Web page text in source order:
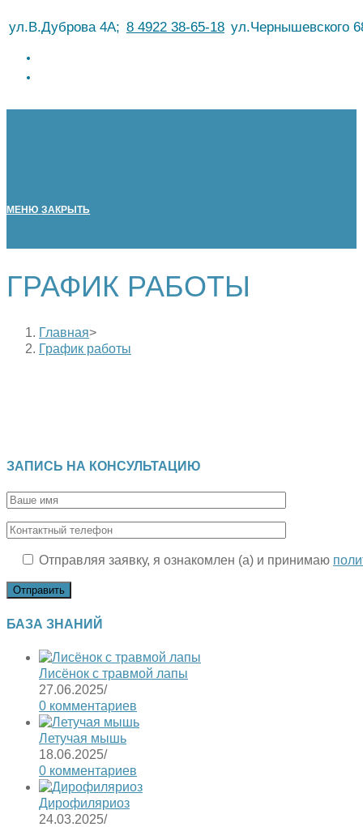
кул.В.Дуброва 4А; 8 4922 38-65-18 ул.Чернышевского
МЕНЮ ЗАКРЫТЬ
ГРАФИК РАБОТЫ
Главная>
График работы
ЗАПИСЬ НА КОНСУЛЬТАЦИЮ
Отправляя заявку, я ознакомлен (а) и принимаю
БАЗА ЗНАНИЙ
Лисёнок с травмой лапы
27.06.2025/
0 комментариев
Летучая мышь
18.06.2025/
0 комментариев
Дирофиляриоз
24.03.2025/